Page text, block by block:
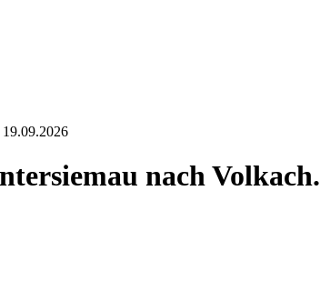
19.09.2026
nach Volkach.